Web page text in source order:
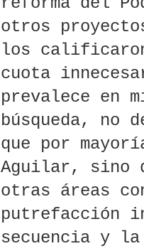
otros
los
cuota
prevalece en
búsqueda, no
que por
Aguilar, sino
otras áreas
putrefacción
secuencia y